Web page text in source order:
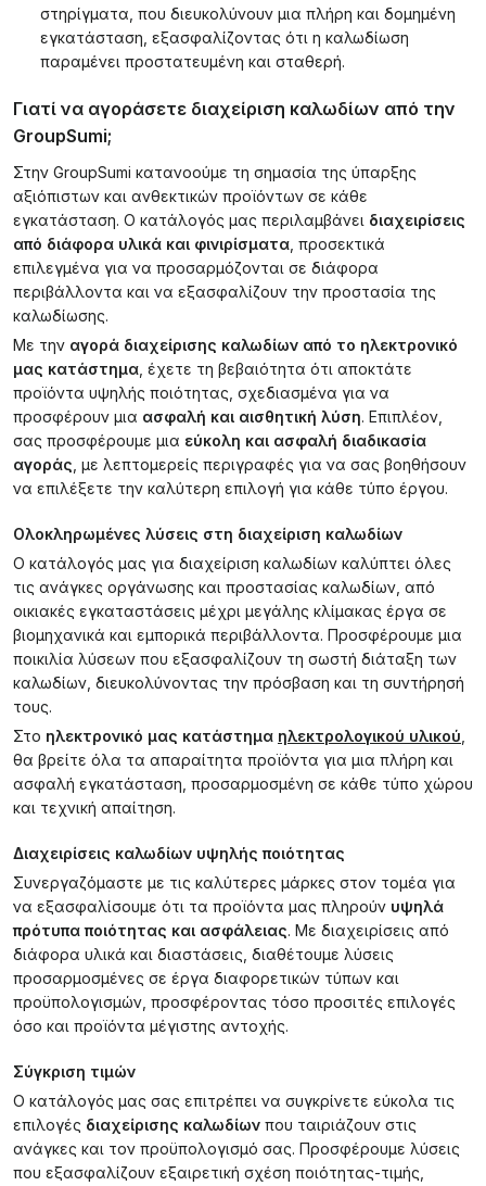
στηρίγματα, που διευκολύνουν μια πλήρη και δομημένη
εγκατάσταση, εξασφαλίζοντας ότι η καλωδίωση
παραμένει προστατευμένη και σταθερή.
Γιατί να αγοράσετε διαχείριση καλωδίων από την
GroupSumi;
Στην GroupSumi κατανοούμε τη σημασία της ύπαρξης
αξιόπιστων και ανθεκτικών προϊόντων σε κάθε
εγκατάσταση. Ο κατάλογός μας περιλαμβάνει διαχειρίσεις
από διάφορα υλικά και φινιρίσματα , προσεκτικά
επιλεγμένα για να προσαρμόζονται σε διάφορα
περιβάλλοντα και να εξασφαλίζουν την προστασία της
καλωδίωσης.
Με την αγορά διαχείρισης καλωδίων από το ηλεκτρονικό
μας κατάστημα , έχετε τη βεβαιότητα ότι αποκτάτε
προϊόντα υψηλής ποιότητας, σχεδιασμένα για να
προσφέρουν μια ασφαλή και αισθητική λύση. Επιπλέον,
σας προσφέρουμε μια εύκολη και ασφαλή διαδικασία
αγοράς , με λεπτομερείς περιγραφές για να σας βοηθήσουν
να επιλέξετε την καλύτερη επιλογή για κάθε τύπο έργου.
Ολοκληρωμένες λύσεις στη διαχείριση καλωδίων
Ο κατάλογός μας για διαχείριση καλωδίων καλύπτει όλες
τις ανάγκες οργάνωσης και προστασίας καλωδίων, από
οικιακές εγκαταστάσεις μέχρι μεγάλης κλίμακας έργα σε
βιομηχανικά και εμπορικά περιβάλλοντα. Προσφέρουμε μια
ποικιλία λύσεων που εξασφαλίζουν τη σωστή διάταξη των
καλωδίων, διευκολύνοντας την πρόσβαση και τη συντήρησή
τους.
Στο ηλεκτρονικό μας κατάστημα ηλεκτρολογικού υλικού
θα βρείτε όλα τα απαραίτητα προϊόντα για μια πλήρη και
ασφαλή εγκατάσταση, προσαρμοσμένη σε κάθε τύπο χώρου
και τεχνική απαίτηση.
Διαχειρίσεις καλωδίων υψηλής ποιότητας
Συνεργαζόμαστε με τις καλύτερες μάρκες στον τομέα για
να εξασφαλίσουμε ότι τα προϊόντα μας πληρούν υψηλά
πρότυπα ποιότητας και ασφάλειας. Με διαχειρίσεις από
διάφορα υλικά και διαστάσεις, διαθέτουμε λύσεις
προσαρμοσμένες σε έργα διαφορετικών τύπων και
προϋπολογισμών, προσφέροντας τόσο προσιτές επιλογές
όσο και προϊόντα μέγιστης αντοχής.
Σύγκριση τιμών
Ο κατάλογός μας σας επιτρέπει να συγκρίνετε εύκολα τις
επιλογές διαχείρισης καλωδίων που ταιριάζουν στις
ανάγκες και τον προϋπολογισμό σας. Προσφέρουμε λύσεις
που εξασφαλίζουν εξαιρετική σχέση ποιότητας-τιμής,